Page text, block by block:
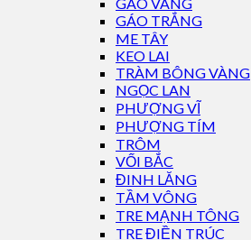
GÁO VÀNG
GÁO TRẮNG
ME TÂY
KEO LAI
TRÀM BÔNG VÀNG
NGỌC LAN
PHƯỢNG VĨ
PHƯỢNG TÍM
TRÔM
VỐI BẮC
ĐINH LĂNG
TẦM VÔNG
TRE MẠNH TÔNG
TRE ĐIỀN TRÚC